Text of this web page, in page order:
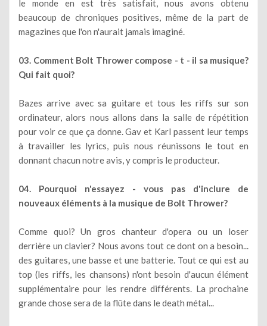
le monde en est très satisfait, nous avons obtenu
beaucoup de chroniques positives, même de la part de
magazines que l'on n'aurait jamais imaginé.
03. Comment Bolt Thrower compose - t - il sa musique?
Qui fait quoi?
Bazes arrive avec sa guitare et tous les riffs sur son
ordinateur, alors nous allons dans la salle de répétition
pour voir ce que ça donne. Gav et Karl passent leur temps
à travailler les lyrics, puis nous réunissons le tout en
donnant chacun notre avis, y compris le producteur.
04. Pourquoi n'essayez - vous pas d'inclure de
nouveaux éléments à la musique de Bolt Thrower?
Comme quoi? Un gros chanteur d'opera ou un loser
derrière un clavier? Nous avons tout ce dont on a besoin...
des guitares, une basse et une batterie. Tout ce qui est au
top (les riffs, les chansons) n'ont besoin d'aucun élément
supplémentaire pour les rendre différents. La prochaine
grande chose sera de la flûte dans le death métal...